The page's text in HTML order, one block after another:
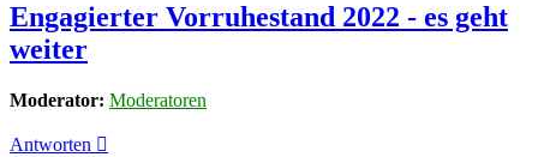
Engagierter Vorruhestand 2022 - es geht
weiter
Moderator: Moderatoren
Antworten